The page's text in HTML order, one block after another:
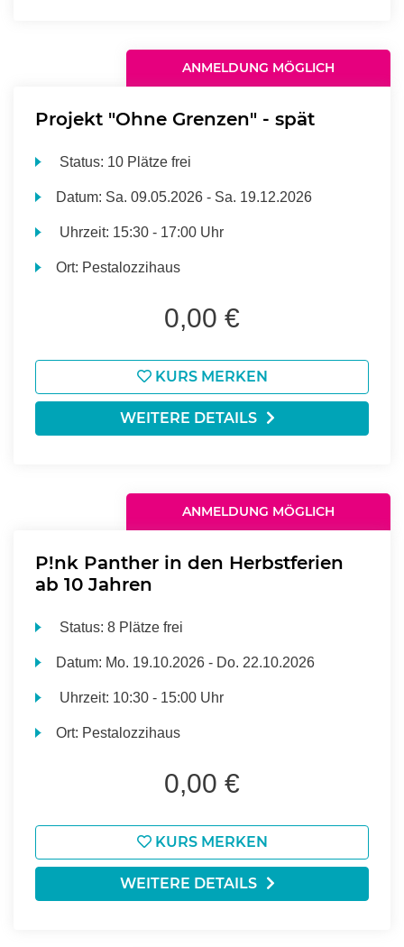
ANMELDUNG MÖGLICH
Projekt "Ohne Grenzen" - spät
Status: 10 Plätze frei
Datum: Sa. 09.05.2026 - Sa. 19.12.2026
Uhrzeit: 15:30 - 17:00 Uhr
Ort: Pestalozzihaus
0,00 €
KURS MERKEN
WEITERE DETAILS
ANMELDUNG MÖGLICH
P!nk Panther in den Herbstferien
ab 10 Jahren
Status:8 Plätze frei
Datum: Mo. 19.10.2026 - Do. 22.10.2026
Uhrzeit: 10:30 - 15:00 Uhr
Ort: Pestalozzihaus
0,00 €
KURS MERKEN
WEITERE DETAILS